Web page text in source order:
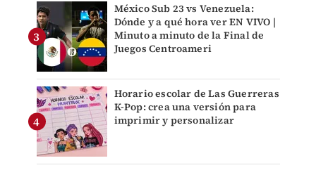
México Sub 23 vs Venezuela:
Dónde y a qué hora ver EN VIVO |
Minuto a minuto de la Final de
Juegos Centroameri
Horario escolar de Las Guerreras
K-Pop: crea una versión para
imprimir y personalizar